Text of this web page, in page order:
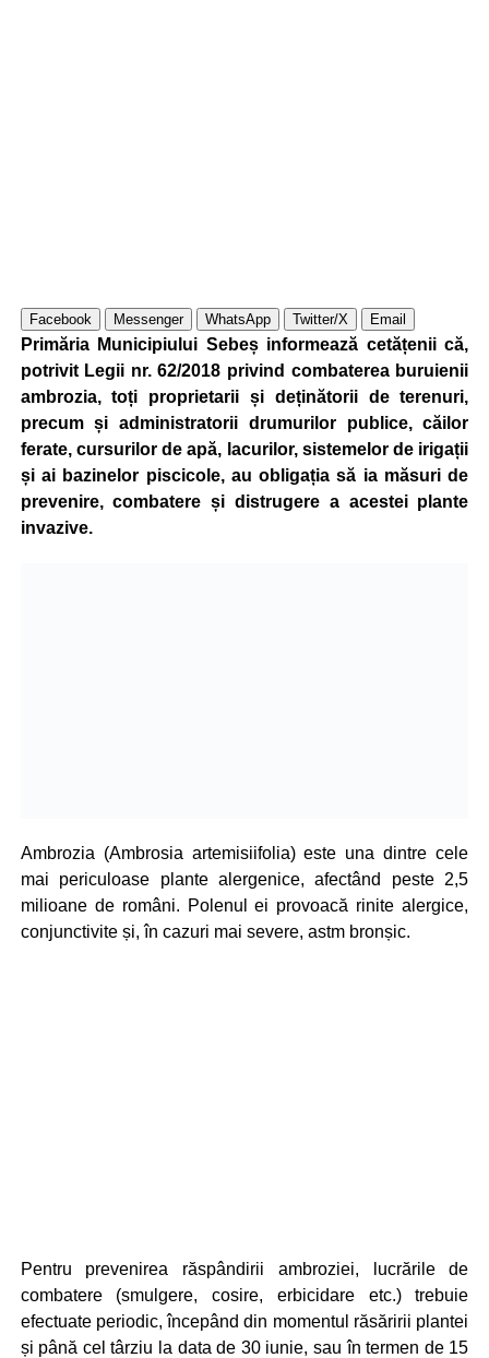
Facebook Messenger WhatsApp Twitter/X Email
Primăria Municipiului Sebeș informează cetățenii că,
potrivit Legii nr. 62/2018 privind combaterea buruienii
ambrozia, toți proprietarii și deținătorii de terenuri,
precum și administratorii drumurilor publice, căilor
ferate, cursurilor de apă, lacurilor, sistemelor de irigații
și ai bazinelor piscicole, au obligația să ia măsuri de
prevenire, combatere și distrugere a acestei plante
invazive.
Ambrozia (Ambrosia artemisiifolia) este una dintre cele
mai periculoase plante alergenice, afectând peste 2,5
milioane de români. Polenul ei provoacă rinite alergice,
conjunctivite și, în cazuri mai severe, astm bronșic.
Pentru prevenirea răspândirii ambroziei, lucrările de
combatere (smulgere, cosire, erbicidare etc.) trebuie
efectuate periodic, începând din momentul răsăririi plantei
și până cel târziu la data de 30 iunie, sau în termen de 15